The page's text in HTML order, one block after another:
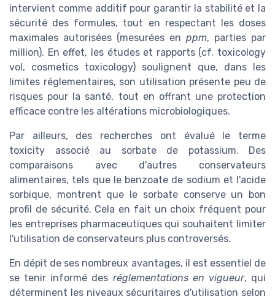
intervient comme additif pour garantir la stabilité et la
sécurité des formules, tout en respectant les doses
maximales autorisées (mesurées en ppm, parties par
million). En effet, les études et rapports (cf. toxicology
vol, cosmetics toxicology) soulignent que, dans les
limites réglementaires, son utilisation présente peu de
risques pour la santé, tout en offrant une protection
efficace contre les altérations microbiologiques.
Par ailleurs, des recherches ont évalué le terme
toxicity associé au sorbate de potassium. Des
comparaisons avec d'autres conservateurs
alimentaires, tels que le benzoate de sodium et l'acide
sorbique, montrent que le sorbate conserve un bon
profil de sécurité. Cela en fait un choix fréquent pour
les entreprises pharmaceutiques qui souhaitent limiter
l'utilisation de conservateurs plus controversés.
En dépit de ses nombreux avantages, il est essentiel de
se tenir informé des réglementations en vigueur, qui
déterminent les niveaux sécuritaires d'utilisation selon